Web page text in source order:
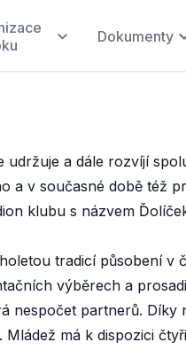
Dokumenty
udržuje a dále rozvíjí
a v současné době též
klubu s názvem
tradicí působení v
výběrech a
nespočet partnerů. Díky
má k dispozici